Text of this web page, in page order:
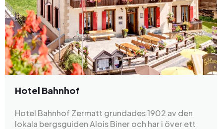
Hotel Bahnhof
Hotel Bahnhof Zermatt grundades 1902 av den
lokala bergsguiden Alois Biner och har i över ett